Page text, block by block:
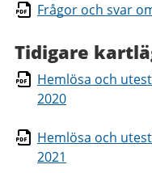
Frågor och svar
Tidigare
Hemlösa och
2020
Hemlösa och
2021